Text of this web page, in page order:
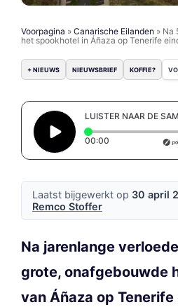
Voorpagina » Canarische Eilanden » Na
het spookhotel in Áñaza op Tenerife
+ NIEUWS NIEUWSBRIEF KOFFIE?
LUISTER NAAR DE
00:00 Elapsed time: 0
Laatst bijgewerkt op 30 april
Remco Stoffer
Na jarenlange
grote, onafgebouwde
van Áñaza op